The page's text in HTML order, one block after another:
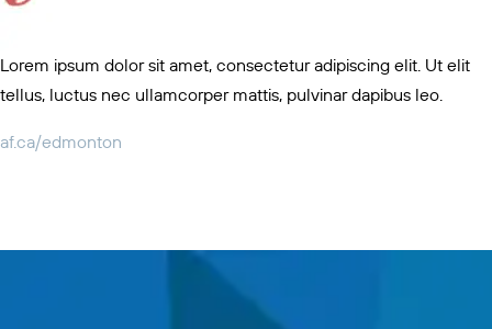
Lorem ipsum dolor sit amet, consectetur adipiscing elit. Ut elit
tellus, luctus nec ullamcorper mattis, pulvinar dapibus leo.
af.ca/edmonton